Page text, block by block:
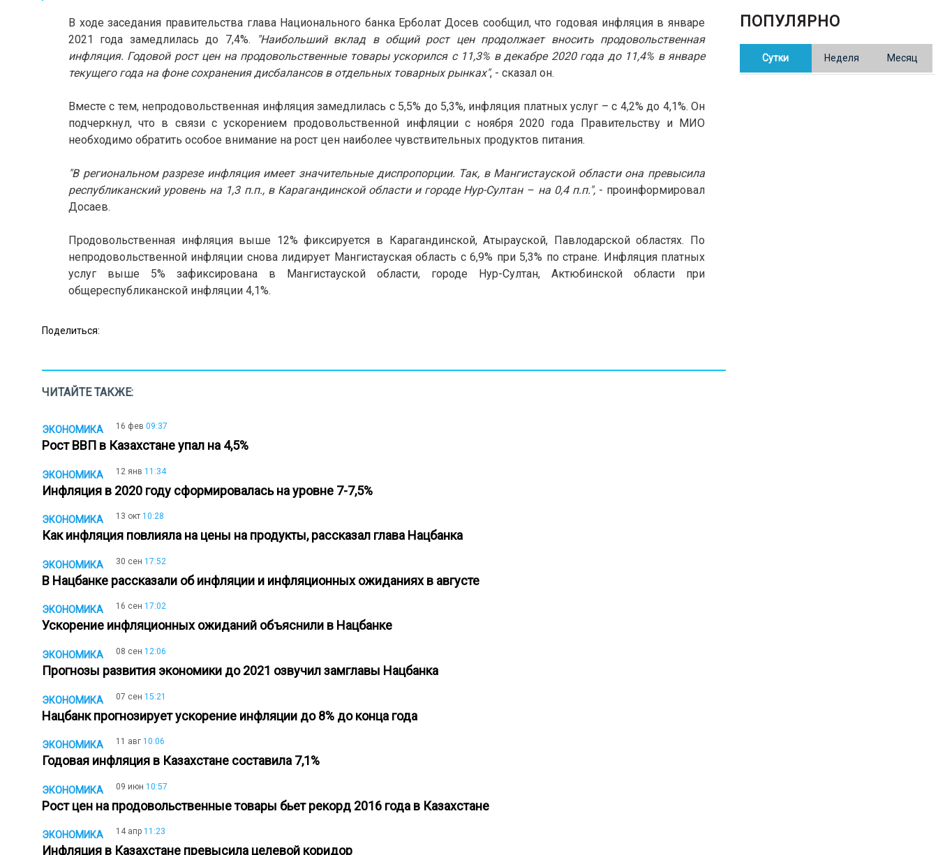
В ходе заседания правительства глава Национального банка Ерболат Досев сообщил, что годовая инфляция в январе
2021 года замедлилась до 7,4%.
"Наибольший вклад в общий рост цен продолжает вносить продовольственная
инфляция. Годовой рост цен на продовольственные товары ускорился с 11,3% в декабре 2020 года до 11,4% в январе
текущего года на фоне сохранения дисбалансов в отдельных товарных рынках", - сказал он.
Вместе с тем, непродовольственная инфляция замедлилась с 5,5% до 5,3%, инфляция платных услуг – с 4,2% до 4,1%. Он
подчеркнул, что в связи с ускорением продовольственной инфляции с ноября 2020 года Правительству и МИО
необходимо обратить особое внимание на рост цен наиболее чувствительных продуктов питания.
"В региональном разрезе инфляция имеет значительные диспропорции. Так, в Мангистауской области она превысила
республиканский уровень на 1,3 п.п., в Карагандинской области и городе Нур-Султан – на 0,4 п.п.",- проинформировал
Досаев.
Продовольственная инфляция выше 12% фиксируется в Карагандинской, Атырауской, Павлодарской областях. По
непродовольственной инфляции снова лидирует Мангистауская область с 6,9% при 5,3% по стране. Инфляция платных
услуг выше 5% зафиксирована в Мангистауской области, городе Нур-Султан, Актюбинской области при
общереспубликанской инфляции 4,1%.
Поделиться:
ЧИТАЙТЕ ТАКЖЕ:
ЭКОНОМИКА 16 фев 09:37
Рост ВВП в Казахстане упал на 4,5%
ЭКОНОМИКА 12 янв 11:34
Инфляция в 2020 году сформировалась на уровне 7-7,5%
ЭКОНОМИКА 13 окт 10:28
Как инфляция повлияла на цены на продукты, рассказал глава Нацбанка
ЭКОНОМИКА 30 сен 17:52
В Нацбанке рассказали об инфляции и инфляционных ожиданиях в августе
ЭКОНОМИКА 16 сен 17:02
Ускорение инфляционных ожиданий объяснили в Нацбанке
ЭКОНОМИКА 08 сен 12:06
Прогнозы развития экономики до 2021 озвучил замглавы Нацбанка
ЭКОНОМИКА 07 сен 15:21
Нацбанк прогнозирует ускорение инфляции до 8% до конца года
ЭКОНОМИКА 11 авг 10:06
Годовая инфляция в Казахстане составила 7,1%
ЭКОНОМИКА 09 июн 10:57
Рост цен на продовольственные товары бьет рекорд 2016 года в Казахстане
ЭКОНОМИКА 14 апр 11:23
Инфляция в Казахстане превысила целевой коридор
В Казахстане готовят новую
редакцию Конституции: меняется
ПОПУЛЯРНО
Сутки Неделя Месяц